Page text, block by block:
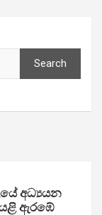
Search
අධ්‍යයන
ඇරඹේ